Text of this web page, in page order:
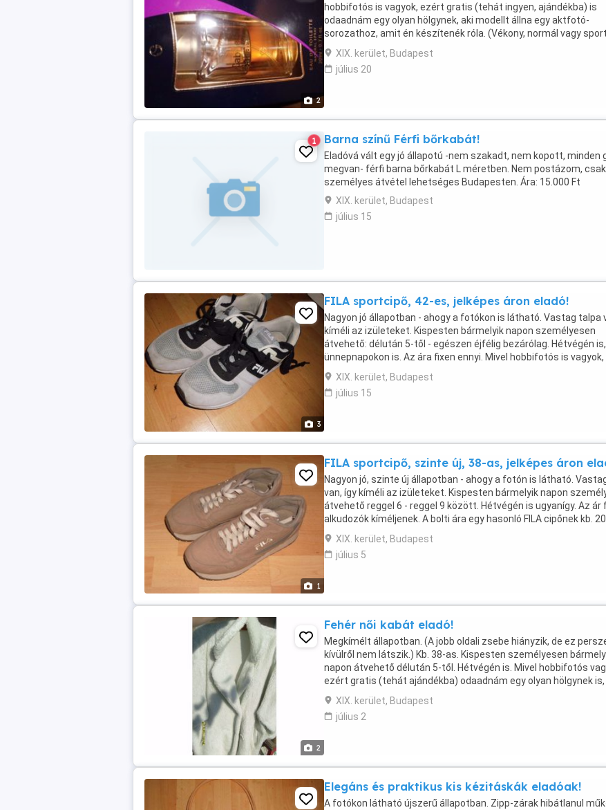
2
hobbifotós is vagyok, ezért gratis (tehát ingyen, ajándékba) is
odaadnám egy olyan hölgynek, aki modellt állna egy aktfotó-
sorozathoz, amit én készítenék róla. (Vékony, normál vagy
testalkatú hölgy esetén, 42 éves korig.) Ez ...
XIX. kerület, Budapest
július 20
1 Barna színű Férfi bőrkabát!
Eladóvá vált egy jó állapotú -nem szakadt, nem kopott, minden
megvan- férfi barna bőrkabát L méretben. Nem postázom, csak
személyes átvétel lehetséges Budapesten. Ára: 15.000 Ft
XIX. kerület, Budapest
július 15
3
FILA sportcipő, 42-es, jelképes áron eladó!
Nagyon jó állapotban - ahogy a fotókon is látható. Vastag talpa
kíméli az izületeket. Kispesten bármelyik napon személyesen
átvehető: délután 5-től - egészen éjfélig bezárólag. Hétvégén is,
ünnepnapokon is. Az ára fixen ennyi. Mivel hobbifotós is
gratis odaadnám egy olyan ...
XIX. kerület, Budapest
július 15
1
FILA sportcipő, szinte új, 38-as, jelképes áron
Nagyon jó, szinte új állapotban - ahogy a fotón is látható.
van, így kíméli az izületeket. Kispesten bármelyik napon
átvehető reggel 6 - reggel 9 között. Hétvégén is ugyanígy. Az ár
alkudozók kíméljenek. A bolti ára egy hasonló FILA cipőnek kb.
forint. Mivel ...
XIX. kerület, Budapest
július 5
2
Fehér női kabát eladó!
Megkímélt állapotban. (A jobb oldali zsebe hiányzik, de ez
kívülről nem látszik.) Kb. 38-as. Kispesten személyesen
napon átvehető délután 5-től. Hétvégén is. Mivel hobbifotós
ezért gratis (tehát ajándékba) odaadnám egy olyan hölgynek is,
modellt állna egy aktfotó-sorozathoz, ...
XIX. kerület, Budapest
július 2
Elegáns és praktikus kis kézitáskák eladóak!
A fotókon látható újszerű állapotban. Zipp-zárak hibátlanul